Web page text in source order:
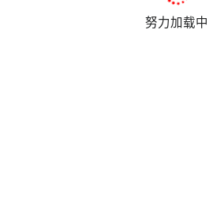
努力加载中